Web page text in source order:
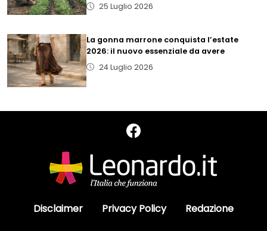
25 Luglio 2026
La gonna marrone conquista l’estate
2026: il nuovo essenziale da avere
24 Luglio 2026
Disclaimer Privacy Policy Redazione